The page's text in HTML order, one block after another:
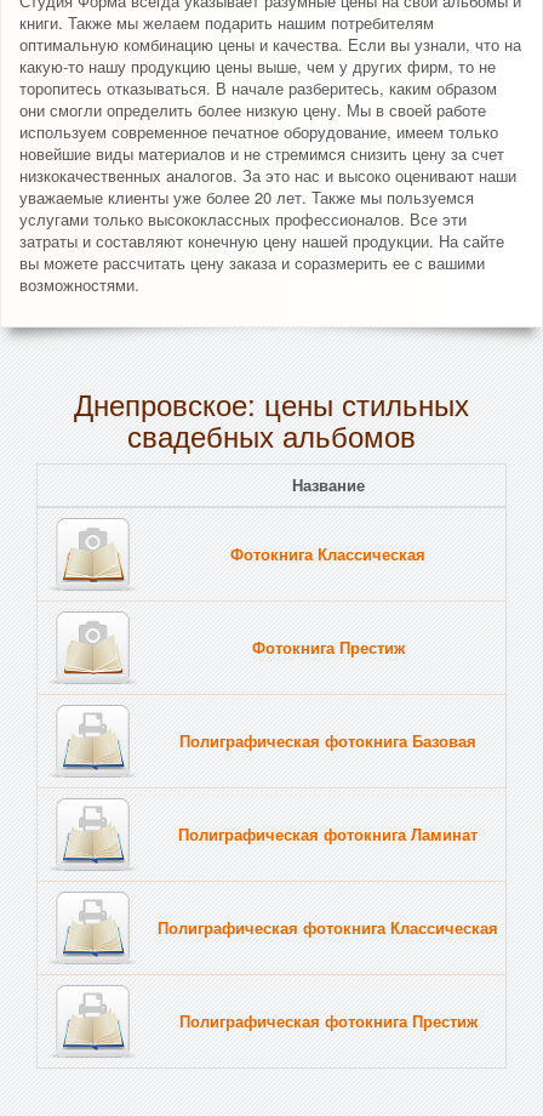
книги. Также мы желаем подарить нашим потребителям
оптимальную комбинацию цены и качества. Если вы узнали, что на
какую-то нашу продукцию цены выше, чем у других фирм, то не
торопитесь отказываться. В начале разберитесь, каким образом
они смогли определить более низкую цену. Мы в своей работе
используем современное печатное оборудование, имеем только
новейшие виды материалов и не стремимся снизить цену за счет
низкокачественных аналогов. За это нас и высоко оценивают наши
уважаемые клиенты уже более 20 лет. Также мы пользуемся
услугами только высококлассных профессионалов. Все эти
затраты и составляют конечную цену нашей продукции. На сайте
вы можете рассчитать цену заказа и соразмерить ее с вашими
возможностями.
Днепровское: цены стильных
свадебных альбомов
Название
Фотокнига Классическая
Фотокнига Престиж
Полиграфическая фотокнига Базовая
Полиграфическая фотокнига Ламинат
Полиграфическая фотокнига Классическая
Полиграфическая фотокнига Престиж